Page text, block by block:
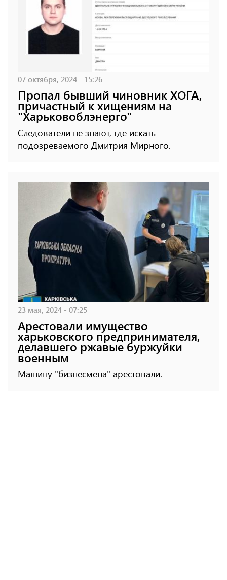
07 октября, 2024 - 15:26
Пропал бывший чиновник ХОГА,
причастный к хищениям на
"Харьковоблэнерго"
Следователи не знают, где искать
подозреваемого Дмитрия Мирного.
23 мая, 2024 - 07:25
Арестовали имущество
харьковского предпринимателя,
делавшего ржавые буржуйки
военным
Машину "бизнесмена" арестовали.